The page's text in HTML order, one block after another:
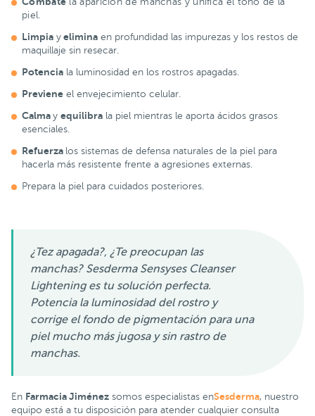
piel.
Limpia y elimina en profundidad las impurezas y los restos de
maquillaje sin resecar.
Potencia la luminosidad en los rostros apagadas.
Previene el envejecimiento celular.
Calma y equilibra la piel mientras le aporta ácidos grasos
esenciales.
Refuerza los sistemas de defensa naturales de la piel para
hacerla más resistente frente a agresiones externas.
Prepara la piel para cuidados posteriores.
¿Tez apagada?, ¿Te preocupan las
manchas? Sesderma Sensyses Cleanser
Lightening es tu solución perfecta.
Potencia la luminosidad del rostro y
corrige el fondo de pigmentación para una
piel mucho más jugosa y sin rastro de
manchas.
En Farmacia Jiménez somos especialistas enSesderma, nuestro
equipo está a tu disposición para atender cualquier consulta